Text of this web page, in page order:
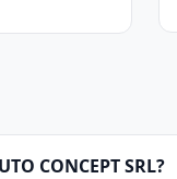
CONCEPT SRL?